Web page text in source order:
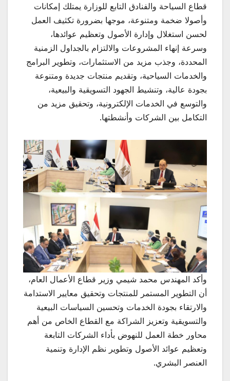
قطاع السياحة والفنادق التابع للوزارة يمتلك إمكانات
وأصولا ضخمة ومتنوعة، موجها بضرورة تكثيف العمل
لحسن استغلال وإدارة الأصول وتعظيم عوائدها،
وسرعة إنهاء المشروعات والالتزام بالجداول الزمنية
المحددة، وجذب مزيد من الاستثمارات، وتطوير البرامج
والخدمات السياحية، وتقديم منتجات جديدة ومتنوعة
بجودة عالية، وتنشيط الجهود التسويقية والبيعية،
والتوسع في الخدمات الإلكترونية، وتحقيق مزيد من
التكامل بين الشركات وأنشطتها.
وأكد المهندس محمد شيمي وزير قطاع الأعمال العام،
أن التطوير المستمر للمنتجات وتحقيق معايير الاستدامة
والارتقاء بجودة الخدمات وتحسين السياسات البيعية
والتسويقية وتعزيز الشراكة مع القطاع الخاص من أهم
محاور خطة العمل للنهوض بأداء الشركات التابعة
وتعظيم عوائد الأصول وتطوير نظم الإدارة وتنمية
العنصر البشري.